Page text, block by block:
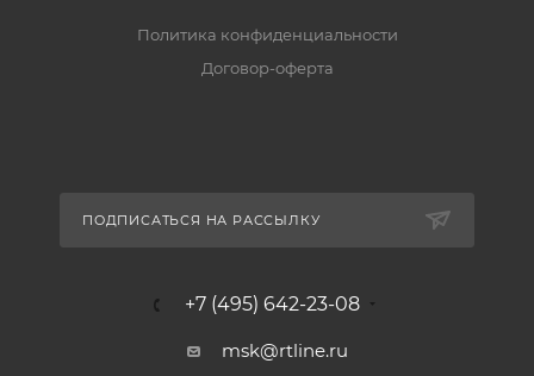
Политика конфиденциальности
Договор-оферта
ПОДПИСАТЬСЯ НА РАССЫЛКУ
+7 (495) 642-23-08
msk@rtline.ru